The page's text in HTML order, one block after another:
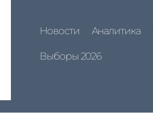
Новости Аналитика
Выборы 2026